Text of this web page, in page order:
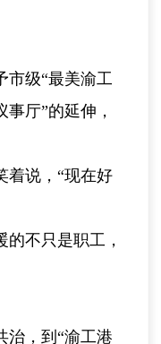
市级“最美渝工
厅”的延伸，
着说，“现在好
不只是职工，
治，到“渝工港